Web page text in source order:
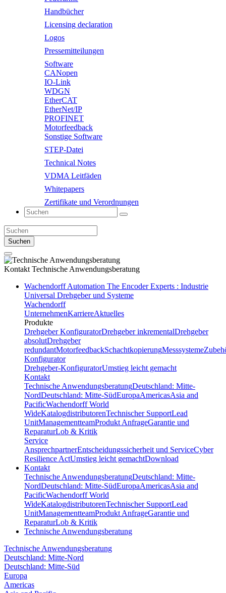
Handbücher
Licensing declaration
Logos
Pressemitteilungen
Software
CANopen
IO-Link
WDGN
EtherCAT
EtherNet/IP
PROFINET
Motorfeedback
Sonstige Software
STEP-Datei
Technical Notes
VDMA Leitfäden
Whitepapers
Zertifikate und Verordnungen
Suchen
Kontakt Technische Anwendungsberatung
Wachendorff Automation The Encoder Experts : Industrie
Universal Drehgeber und Systeme
Wachendorff
UnternehmenKarriereAktuelles
Produkte
Drehgeber KonfiguratorDrehgeber inkrementalDrehgeber
absolutDrehgeber
redundantMotorfeedbackSchachtkopierungMesssysteme
Konfigurator
Drehgeber-KonfiguratorUmstieg leicht gemacht
Kontakt
Technische AnwendungsberatungDeutschland: Mitte-
NordDeutschland: Mitte-SüdEuropaAmericasAsia and
PacificWachendorff World
WideKatalogdistributorenTechnischer SupportLead
UnitManagementteamProdukt AnfrageGarantie und
ReparaturLob & Kritik
Service
AnsprechpartnerEntscheidungssicherheit und ServiceCyber
Resilience ActUmstieg leicht gemachtDownload
Kontakt
Technische AnwendungsberatungDeutschland: Mitte-
NordDeutschland: Mitte-SüdEuropaAmericasAsia and
PacificWachendorff World
WideKatalogdistributorenTechnischer SupportLead
UnitManagementteamProdukt AnfrageGarantie und
ReparaturLob & Kritik
Technische Anwendungsberatung
Technische Anwendungsberatung
Deutschland: Mitte-Nord
Deutschland: Mitte-Süd
Europa
Americas